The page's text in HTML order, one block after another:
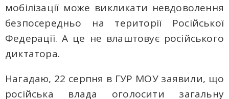
мобілізації може викликати невдоволення
безпосередньо на території Російської
Федерації. А це не влаштовує російського
диктатора.
Нагадаю, 22 серпня в ГУР МОУ заявили, що
російська влада оголосити загальну